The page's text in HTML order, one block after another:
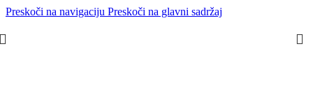
Preskoči na navigaciju Preskoči na glavni sadržaj